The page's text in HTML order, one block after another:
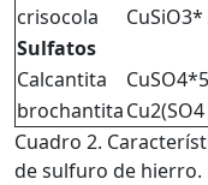
crisocola
CuSiO3*
Sulfatos
Calcantita
brochantitaCu2(SO4
Cuadro 2.
de sulfuro de hierro.